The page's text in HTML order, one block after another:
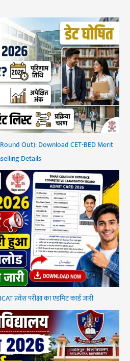
Out): Download CET-BED Merit
Details
प्रवेश परीक्षा का एडमिट कार्ड जारी